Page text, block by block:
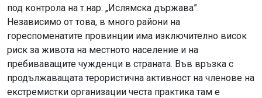
под контрола на т.нар. „Ислямска държава”.
Независимо от това, в много райони на
гореспоменатите провинции има изключително висок
риск за живота на местното население и на
пребиваващите чужденци в страната. Във връзка с
продължаващата терористична активност на членове на
екстремистки организации честа практика там е